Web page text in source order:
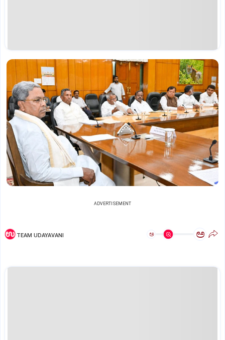
ADVERTISEMENT
TEAM UDAYAVANI ಅ ಅ